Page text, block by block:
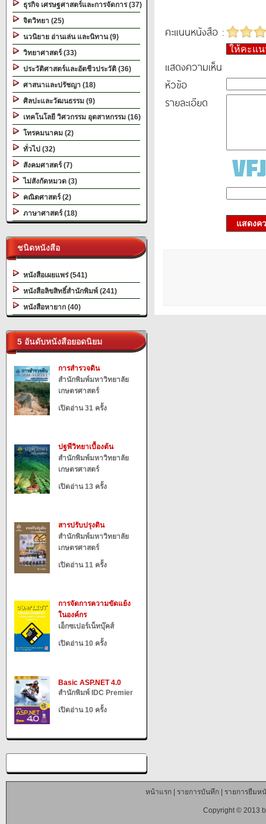
ธุรกิจ เศรษฐศาสตร์และการจัดการ (37)
จิตวิทยา (25)
นวนิยาย อ่านเล่น และนิทาน (9)
วิทยาศาสตร์ (33)
ประวัติศาสตร์และอัตชีวประวัติ (36)
ศาสนาและปรัชญา (18)
ศิลปะและวัฒนธรรม (9)
เทคโนโลยี วิศวกรรม อุตสาหกรรม (16)
โทรคมนาคม (2)
ทั่วไป (32)
สังคมศาสตร์ (7)
ไม่สังกัดหมวด (3)
คณิตศาสตร์ (2)
ภาษาศาสตร์ (18)
ชนิดหนังสือ
หนังสือเผยแพร่ (541)
หนังสือลิขสิทธิ์สำนักพิมพ์ (241)
หนังสือหายาก (40)
5 อันดับหนังสือยอดนิยม
การสำรวจดิน
สำนักพิมพ์มหาวิทยาลัย
เกษตรศาสตร์
เปิดอ่าน 31 ครั้ง
ปฐพีวิทยาเบื้องต้น
สำนักพิมพ์มหาวิทยาลัย
เกษตรศาสตร์
เปิดอ่าน 13 ครั้ง
สารปรับปรุงดิน
สำนักพิมพ์มหาวิทยาลัย
เกษตรศาสตร์
เปิดอ่าน 11 ครั้ง
การจัดการความขัดแย้ง
ในองค์กร
เอ็กซเปอร์เน็ทบุ๊คส์
เปิดอ่าน 10 ครั้ง
Basic ASP.NET 4.0
สำนักพิมพ์ IDC Premier
เปิดอ่าน 10 ครั้ง
คะแนนหนังสือ :
ให้คะแ
แสดงความเห็น
หัวข้อ
รายละเอียด
แสดงค
หน้าแรก| รายการบันทึก| รายการยืมห
Copyright © 2013